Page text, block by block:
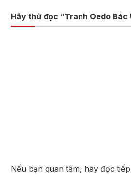
Hãy thử đọc “Tranh Oedo Bác
Nếu bạn quan tâm, hãy đọc tiếp.